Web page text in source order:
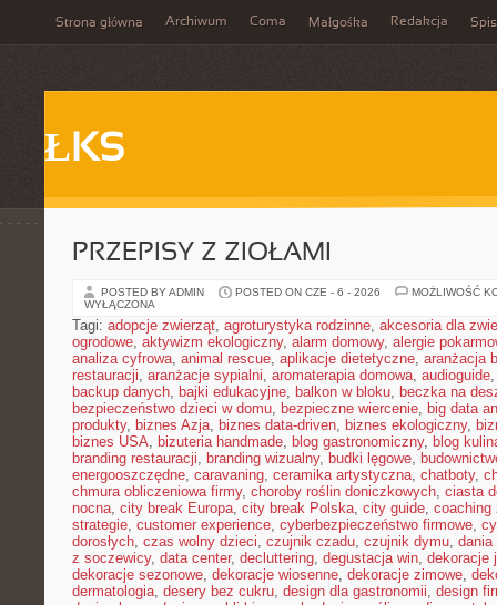
Strona główna Archiwum Coma Małgośka Redakcja
ŁKS
PRZEPISY Z ZIOŁAMI
POSTED BY ADMIN POSTED ON CZE - 6 - 2026
MOŻLIWOŚĆ
WYŁĄCZONA
Tagi: adopcje zwierząt, agroturystyka rodzinne, akcesoria dla
ogrodowe, aktywizm ekologiczny, alarm domowy, alergie
analiza cyfrowa, animal rescue, aplikacje dietetyczne, aranżacja
restauracji, aranżacje sypialni, aromaterapia domowa, audioguide
backup danych, bajki edukacyjne, balkon w bloku, beczka na
bezpieczeństwo dzieci w domu, bezpieczne wiercenie, big data
produkty, biznes Azja, biznes data-driven, biznes ekologiczny,
biznes USA, bizuteria handmade, blog gastronomiczny, blog
branding restauracji, branding wizualny, budki lęgowe,
energooszczędne, caravaning, ceramika artystyczna, chatboty,
chmura obliczeniowa firmy, choroby roślin doniczkowych, ciasta
nocna, city break Europa, city break Polska, city guide, coaching
strategie, customer experience, cyberbezpieczeństwo firmowe,
dorosłych, czas wolny dzieci, czujnik czadu, czujnik dymu,
z soczewicy, data center, decluttering, degustacja win, dekoracje
dekoracje sezonowe, dekoracje wiosenne, dekoracje zimowe,
dermatologia, desery bez cukru, design dla gastronomii, design